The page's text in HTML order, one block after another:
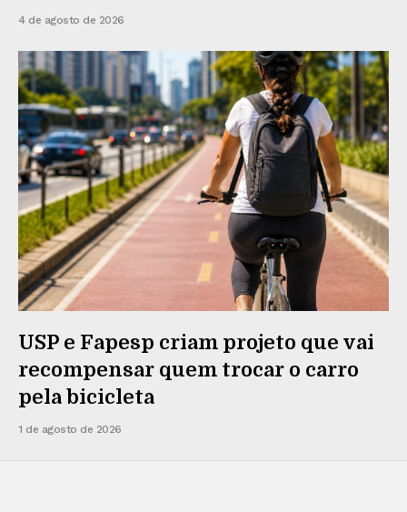
4 de agosto de 2026
USP e Fapesp criam projeto que vai
recompensar quem trocar o carro
pela bicicleta
1 de agosto de 2026